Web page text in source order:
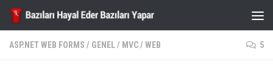
Skip to content
ASP.NET WEB FORMS / GENEL/ MVC/ WEB 5